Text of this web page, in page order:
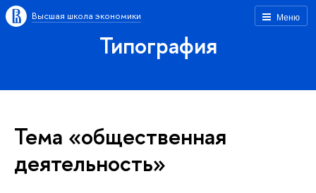
Меню
Высшая школа экономики
Типография
Тема «общественная
деятельность»